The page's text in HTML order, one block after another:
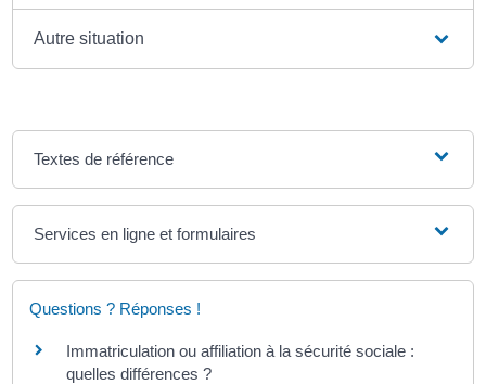
Autre situation
Textes de référence
Services en ligne et formulaires
Questions ? Réponses !
Immatriculation ou affiliation à la sécurité sociale :
quelles différences ?